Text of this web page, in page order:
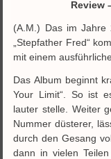
Review
(A.M.) Das im Jahre
„Stepfather Fred“
mit einem
Das Album beginnt
Your Limit“. So ist
lauter stelle. Weiter
Nummer düsterer,
durch den Gesang
dann in vielen